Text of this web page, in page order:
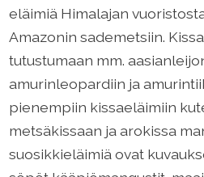
eläimiä Himalajan
Amazonin sademetsiin.
tutustumaan mm.
amurinleopardiin ja
pienempiin kissaeläimiin
metsäkissaan ja arokissa
suosikkieläimiä ovat